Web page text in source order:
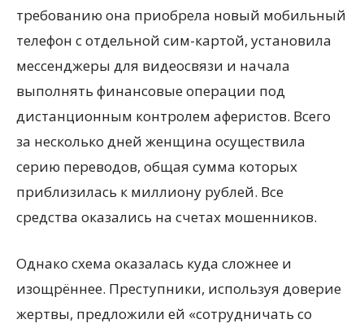
требованию она приобрела новый мобильный
телефон с отдельной сим-картой, установила
мессенджеры для видеосвязи и начала
выполнять финансовые операции под
дистанционным контролем аферистов. Всего
за несколько дней женщина осуществила
серию переводов, общая сумма которых
приблизилась к миллиону рублей. Все
средства оказались на счетах мошенников.
Однако схема оказалась куда сложнее и
изощрённее. Преступники, используя доверие
жертвы, предложили ей «сотрудничать со